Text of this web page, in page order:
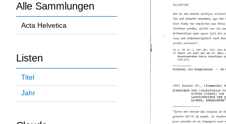
Alle Sammlungen
Acta Helvetica
Listen
Titel
Jahr